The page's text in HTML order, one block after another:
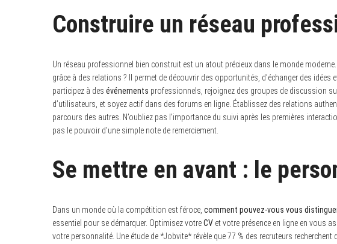
Construire un réseau
Un réseau professionnel bien construit est un atout précieux dans le monde
grâce à des relations ? Il permet de découvrir des opportunités, d’échanger des idées
participez à des événements professionnels, rejoignez des groupes de discussion
d’utilisateurs, et soyez actif dans des forums en ligne. Établissez des relations
parcours des autres. N’oubliez pas l’importance du suivi après les premières
pas le pouvoir d’une simple note de remerciement.
Se mettre en avant : le
Dans un monde où la compétition est féroce, comment pouvez-vous vous
essentiel pour se démarquer. Optimisez votreCV et votre présence en ligne en vous
votre personnalité. Une étude de *Jobvite* révèle que 77 % des recruteurs
c
h
: